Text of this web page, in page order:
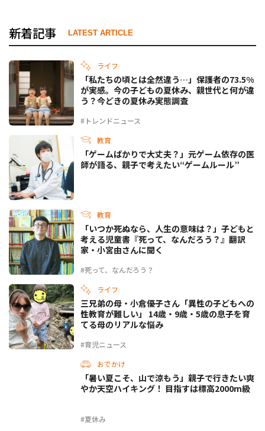
新着記事 LATEST ARTICLE
ライフ
#トレンドニュース
「私たちの頃とは全然違う…」保護者の73.5%
が実感。今の子どもの夏休み、親世代と何が違
う？今どきの夏休み実態調査
教育
「ゲームばかりで大丈夫？」元ゲーム依存の医
師が語る、親子で考えたい“ゲームルール”
教育
#死って、なんだろう？
「いつか死ぬなら、人生の意味は？」子どもと
考える児童書『死って、なんだろう？』翻訳
家・小宮由さんに聞く
ライフ
#育児ニュース
三兄弟の母・小倉優子さん「異性の子どもへの
性教育が難しい」 14歳・9歳・5歳の息子を育
てる母のリアルな悩み
おでかけ
#夏休み
「暑い夏こそ、山で涼もう」親子で行きたい爽
やか天空ハイキング！ 目指すは標高2000m級